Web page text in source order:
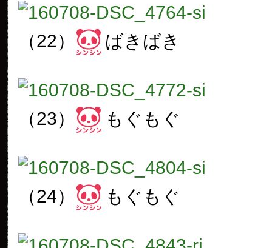
（22） ばきばき
（23） もぐもぐ
（24） もぐもぐ